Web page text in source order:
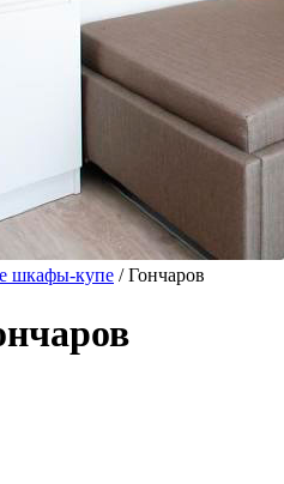
шкафы-купе / Гончаров